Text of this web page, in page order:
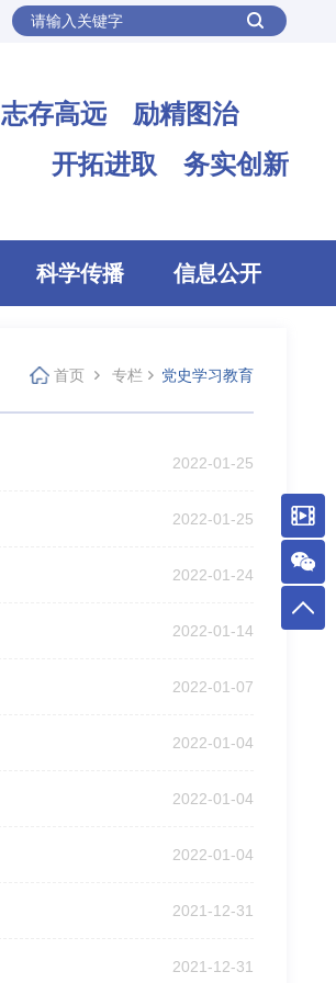
志存高远 励精图治
开拓进取 务实创新
科学传播 信息公开
首页 专栏 党史学习教育
2022-01-25
2022-01-25
2022-01-24
2022-01-14
2022-01-07
2022-01-04
2022-01-04
2022-01-04
2021-12-31
2021-12-31